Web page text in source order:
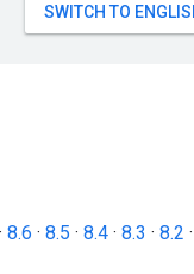
· 8.6 · 8.5 · 8.4 · 8.3 · 8.2 ·